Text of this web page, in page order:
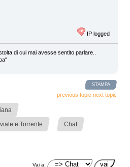
IP logged
di cui mai avesse sentito parlare..
STAMPA
previous topic next topic
e Torrente Chat
Vai a: